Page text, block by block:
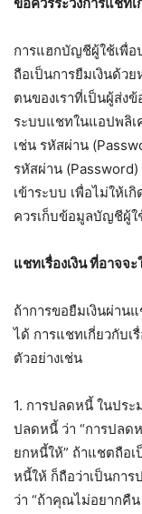
การแฮกบัญชีผู้ใช้เพื่อ
ถือเป็นการยืมเงินด้ว
ตนของเราที่เป็นผู้ส่ง
ระบบแชทในแอปพลิเ
เช่น รหัสผ่าน
รหัสผ่าน
เข้าระบบ เพื่อไม่ให้เ
ควรเก็บข้อมูลบัญชีผู้ใ
แชทเรื่องเงิน ที่อาจจ
ถ้าการขอยืมเงินผ่าน
ได้ การแชทเกี่ยวกับเ
ตัวอย่างเช่น
1. การปลดหนี้ ในปร
ปลดหนี้ ว่า “การปลด
ยกหนี้ให้” ถ้าแชตถือ
หนี้ให้ ก็ถือว่าเป็นกา
ว่า “ถ้าคุณไม่อยากคื